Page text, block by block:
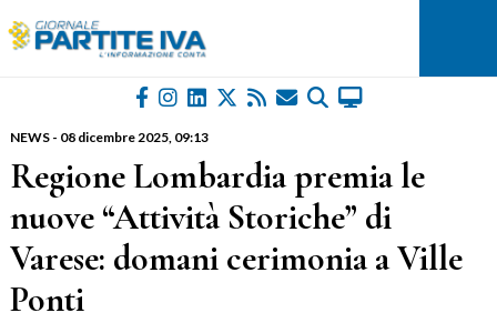
NEWS- 08 dicembre 2025, 09:13
Regione Lombardia premia le
nuove “Attività Storiche” di
Varese: domani cerimonia a Ville
Ponti